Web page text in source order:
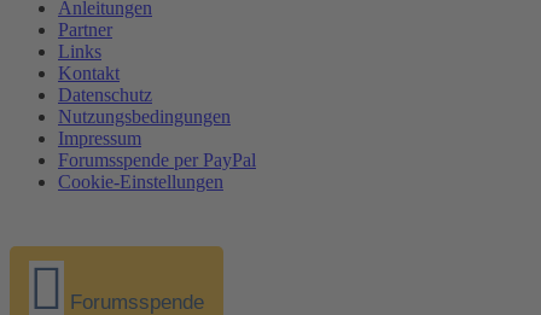
Anleitungen
Partner
Links
Kontakt
Datenschutz
Nutzungsbedingungen
Impressum
Forumsspende per PayPal
Cookie-Einstellungen
Forumsspende